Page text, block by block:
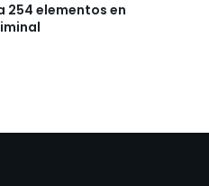
254 elementos en